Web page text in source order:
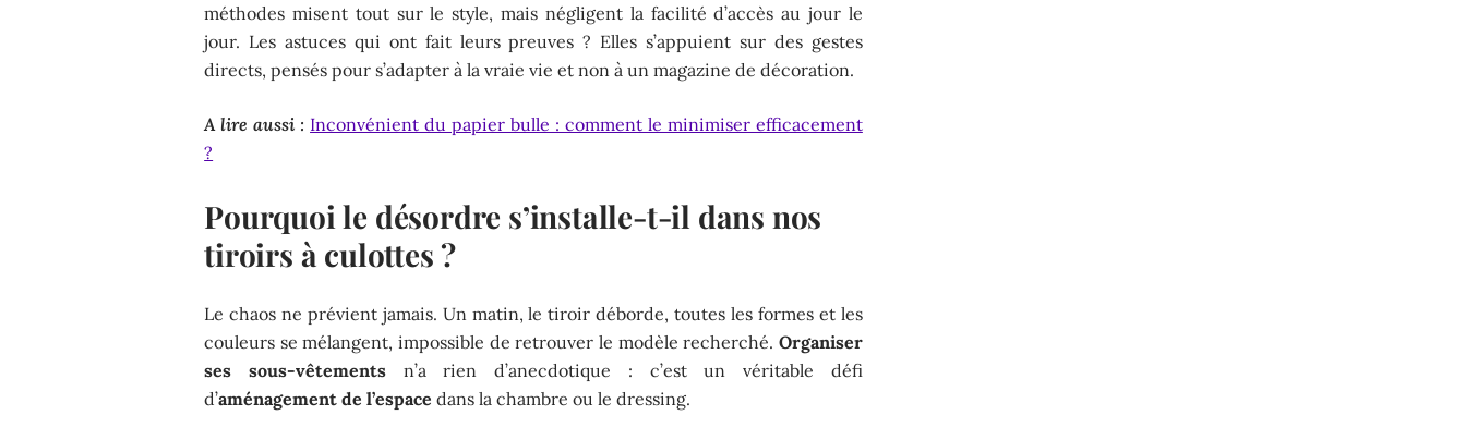
méthodes misent tout sur le style, mais négligent la facilité d’accès au jour le
jour. Les astuces qui ont fait leurs preuves ? Elles s’appuient sur des gestes
directs, pensés pour s’adapter à la vraie vie et non à un magazine de décoration.
A lire aussi : Inconvénient du papier bulle : comment le minimiser efficacement
?
Pourquoi le désordre s’installe-t-il dans nos
tiroirs à culottes ?
Le chaos ne prévient jamais. Un matin, le tiroir déborde, toutes les formes et les
couleurs se mélangent, impossible de retrouver le modèle recherché. Organiser
ses sous-vêtementsn’a rien d’anecdotique : c’est un véritable défi
d’aménagement de l’espace dans la chambre ou le dressing.